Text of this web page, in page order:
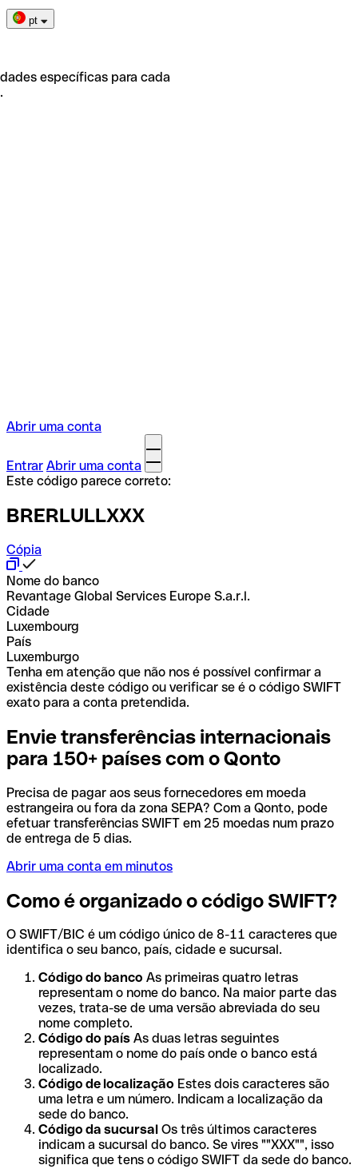
pt
específicas para cada
Abrir uma conta
Entrar Abrir uma conta
Este código parece correto:
BRERLULLXXX
Cópia
Nome do banco
Revantage Global Services Europe S.a.r.l.
Cidade
Luxembourg
País
Luxemburgo
Tenha em atenção que não nos é possível confirmar a
existência deste código ou verificar se é o código SWIFT
exato para a conta pretendida.
Envie transferências internacionais
para 150+ países com o Qonto
Precisa de pagar aos seus fornecedores em moeda
estrangeira ou fora da zona SEPA? Com a Qonto, pode
efetuar transferências SWIFT em 25 moedas num prazo
de entrega de 5 dias.
Abrir uma conta em minutos
Como é organizado o código SWIFT?
O SWIFT/BIC é um código único de 8-11 caracteres que
identifica o seu banco, país, cidade e sucursal.
Código do banco As primeiras quatro letras
representam o nome do banco. Na maior parte das
vezes, trata-se de uma versão abreviada do seu
nome completo.
Código do país As duas letras seguintes
representam o nome do país onde o banco está
localizado.
Código de localização Estes dois caracteres são
uma letra e um número. Indicam a localização da
sede do banco.
Código da sucursal Os três últimos caracteres
indicam a sucursal do banco. Se vires ""XXX"", isso
significa que tens o código SWIFT da sede do banco.